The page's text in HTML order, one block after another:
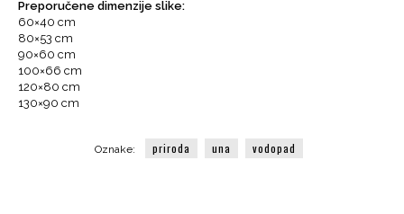
količina
Preporučene dimenzije slike:
60×40 cm
80×53 cm
90×60 cm
100×66 cm
120×80 cm
130×90 cm
Oznake: priroda una vodopad